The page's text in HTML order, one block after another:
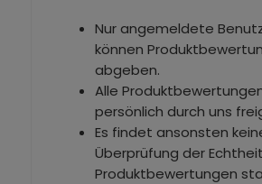
Nur angemeldete
können
abgeben.
Alle
persönlich durch uns
Es findet ansonsten
Überprüfung der
Produktbewertungen